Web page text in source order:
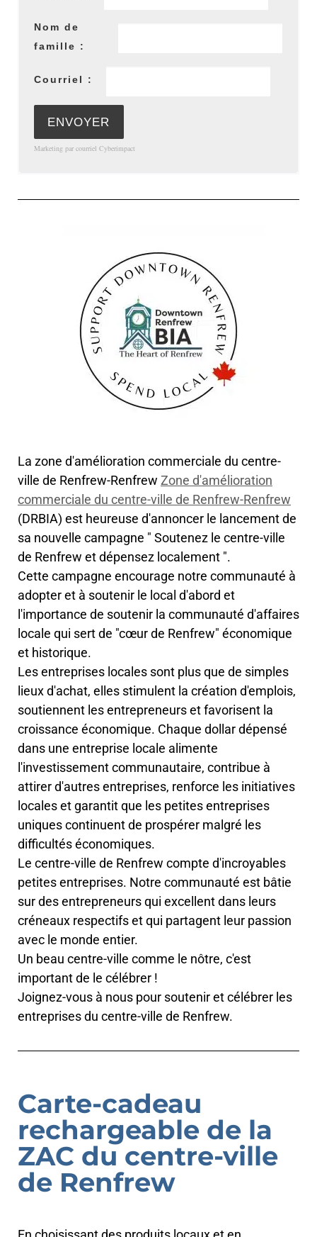
Nom de
famille :
Courriel :
Marketing par courriel Cyberimpact
La zone d'amélioration commerciale du centre-
ville de Renfrew-Renfrew Zone d'amélioration
commerciale du centre-ville de Renfrew-Renfrew
(DRBIA) est heureuse d'annoncer le lancement de
sa nouvelle campagne " Soutenez le centre-ville
de Renfrew et dépensez localement ".
Cette campagne encourage notre communauté à
adopter et à soutenir le local d'abord et
l'importance de soutenir la communauté d'affaires
locale qui sert de "cœur de Renfrew" économique
et historique.
Les entreprises locales sont plus que de simples
lieux d'achat, elles stimulent la création d'emplois,
soutiennent les entrepreneurs et favorisent la
croissance économique. Chaque dollar dépensé
dans une entreprise locale alimente
l'investissement communautaire, contribue à
attirer d'autres entreprises, renforce les initiatives
locales et garantit que les petites entreprises
uniques continuent de prospérer malgré les
difficultés économiques.
Le centre-ville de Renfrew compte d'incroyables
petites entreprises. Notre communauté est bâtie
sur des entrepreneurs qui excellent dans leurs
créneaux respectifs et qui partagent leur passion
avec le monde entier.
Un beau centre-ville comme le nôtre, c'est
important de le célébrer !
Joignez-vous à nous pour soutenir et célébrer les
entreprises du centre-ville de Renfrew.
Carte-cadeau
rechargeable de la
ZAC du centre-ville
de Renfrew